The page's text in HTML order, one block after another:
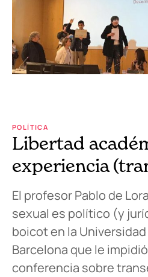
POLÍTICA
Libertad
experiencia
El profesor Pablo de
sexual es político (y
boicot en la
Barcelona que le
conferencia sobre